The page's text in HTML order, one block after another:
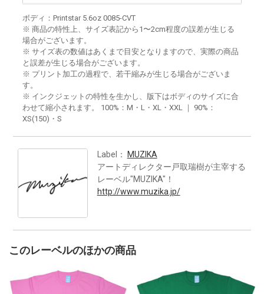
ボディ：Printstar 5.6oz 0085-CVT
※ 商品の特性上、サイズ表記から1〜2cm程度の誤差が生じる
場合がございます。
※ サイズ表の数値はあくまで目安となりますので、実際の商品
と誤差が生じる場合がございます。
※ プリント加工の過程で、若干縮みが生じる場合がございま
す。
※ インクジェットの特性を生かし、版下はボディのサイズに合
わせて縮小されます。 100%：M・L・XL・XXL ｜ 90%：
XS(150)・S
Label：
MUZIKA
アートディレクター戸取瑞樹が主宰する
レーベル"MUZIKA"！
http://www.muzika.jp/
このレーベルのほかの商品